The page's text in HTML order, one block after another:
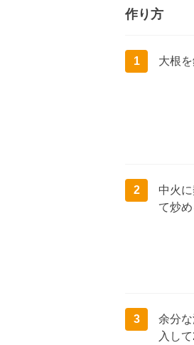
作り方
1 大根
2
中火
て炒め
3
余分
入し